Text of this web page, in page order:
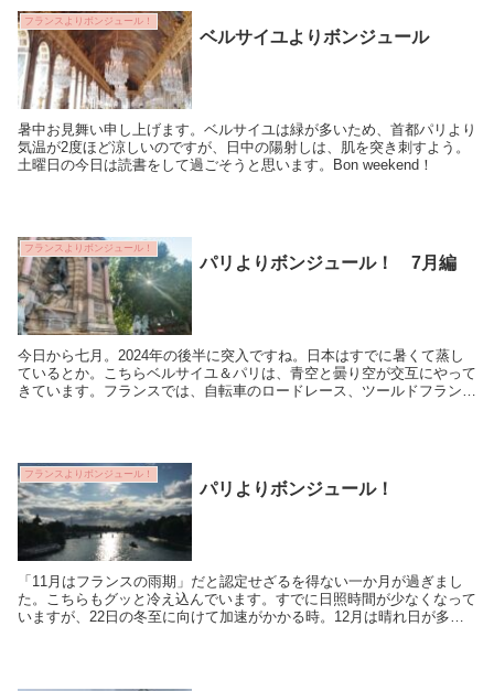
フランスよりボンジュール！
ベルサイユよりボンジュール
暑中お見舞い申し上げます。ベルサイユは緑が多いため、首都パリより
気温が2度ほど涼しいのですが、日中の陽射しは、肌を突き刺すよう。
土曜日の今日は読書をして過ごそうと思います。Bon weekend！
フランスよりボンジュール！
パリよりボンジュール！ 7月編
今日から七月。2024年の後半に突入ですね。日本はすでに暑くて蒸し
ているとか。こちらベルサイユ＆パリは、青空と曇り空が交互にやって
きています。フランスでは、自転車のロードレース、ツールドフランス
フランスよりボンジュール！
パリよりボンジュール！
「11月はフランスの雨期」だと認定せざるを得ない一か月が過ぎまし
た。こちらもグッと冷え込んでいます。すでに日照時間が少なくなって
いますが、22日の冬至に向けて加速がかかる時。12月は晴れ日が多い